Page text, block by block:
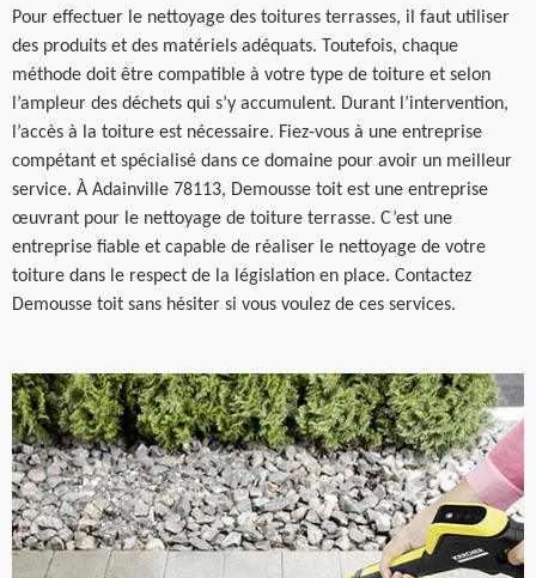
Pour effectuer le nettoyage des toitures terrasses, il faut utiliser
des produits et des matériels adéquats. Toutefois, chaque
méthode doit être compatible à votre type de toiture et selon
l’ampleur des déchets qui s’y accumulent. Durant l’intervention,
l’accès à la toiture est nécessaire. Fiez-vous à une entreprise
compétant et spécialisé dans ce domaine pour avoir un meilleur
service. À Adainville 78113, Demousse toit est une entreprise
œuvrant pour le nettoyage de toiture terrasse. C’est une
entreprise fiable et capable de réaliser le nettoyage de votre
toiture dans le respect de la législation en place. Contactez
Demousse toit sans hésiter si vous voulez de ces services.